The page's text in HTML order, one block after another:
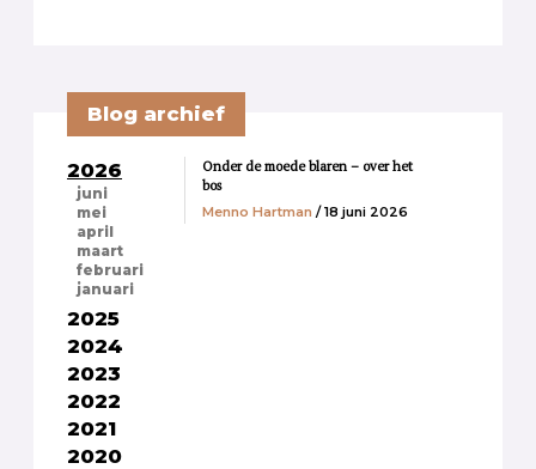
Blog archief
2026
juni
mei
april
maart
februari
januari
2025
2024
2023
2022
2021
2020
Onder de moede blaren – over het
bos
Menno Hartman / 18 juni 2026